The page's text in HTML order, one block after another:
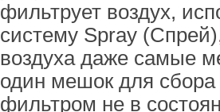
фильтрует воздух,
систему Spray
воздуха даже самые
один мешок для
фильтром не в